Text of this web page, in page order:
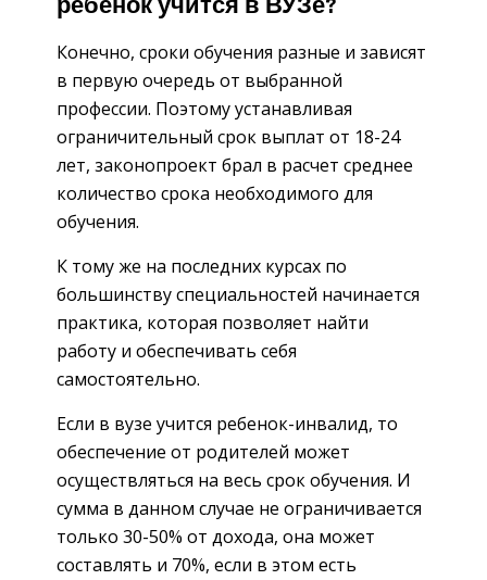
Конечно, сроки обучения разные и зависят
в первую очередь от выбранной
профессии. Поэтому устанавливая
ограничительный срок выплат от 18-24
лет, законопроект брал в расчет среднее
количество срока необходимого для
обучения.
К тому же на последних курсах по
большинству специальностей начинается
практика, которая позволяет найти
работу и обеспечивать себя
самостоятельно.
Если в вузе учится ребенок-инвалид, то
обеспечение от родителей может
осуществляться на весь срок обучения. И
сумма в данном случае не ограничивается
только 30-50% от дохода, она может
составлять и 70%, если в этом есть